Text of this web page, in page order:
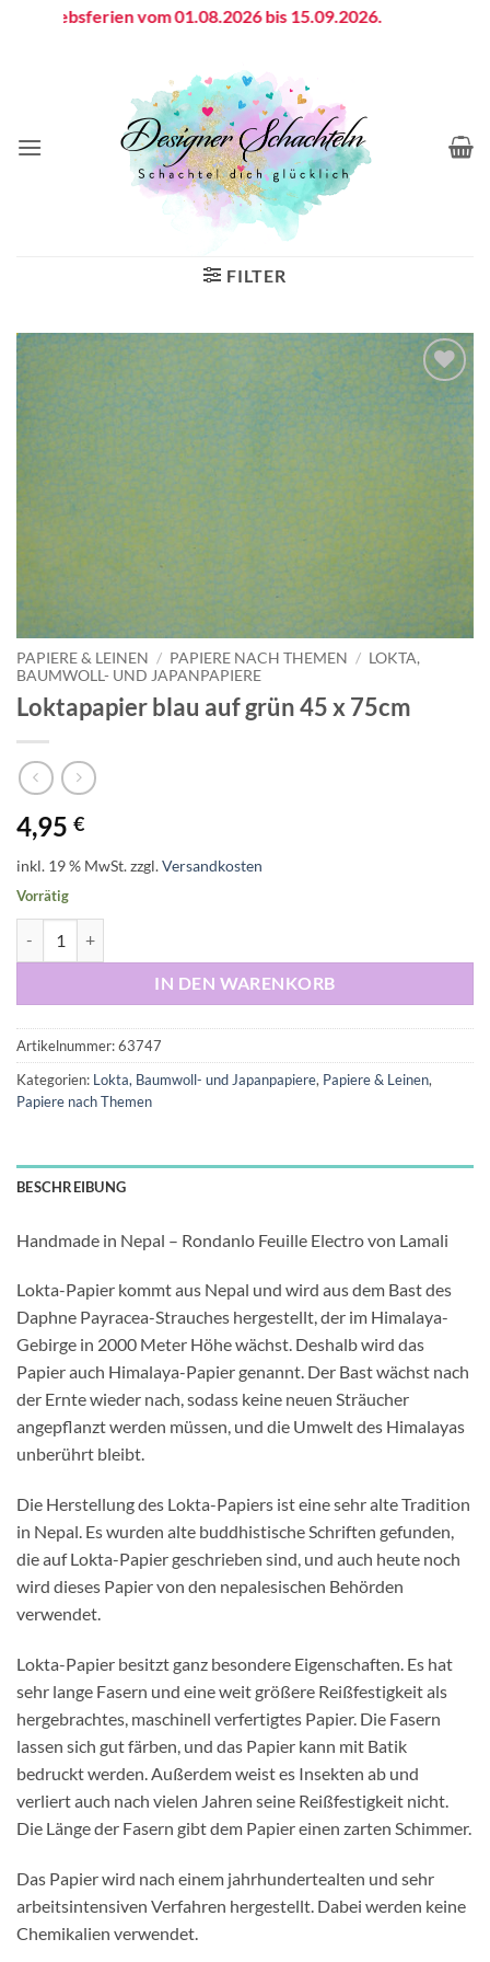
vom 01.08.2026 bis 15.09.2026.
FILTER
Auf die
Wunschliste
PAPIERE & LEINEN / PAPIERE NACH THEMEN / LOKTA,
BAUMWOLL- UND JAPANPAPIERE
Loktapapier blau auf grün 45 x 75cm
4,95 €
inkl. 19 % MwSt.zzgl.Versandkosten
Vorrätig
IN DEN WARENKORB
Artikelnummer:63747
Kategorien: Lokta, Baumwoll- und Japanpapiere, Papiere & Leinen,
Papiere nach Themen
BESCHREIBUNG
Handmade in Nepal – Rondanlo Feuille Electro von Lamali
Lokta-Papier kommt aus Nepal und wird aus dem Bast des
Daphne Payracea-Strauches hergestellt, der im Himalaya-
Gebirge in 2000 Meter Höhe wächst. Deshalb wird das
Papier auch Himalaya-Papier genannt. Der Bast wächst nach
der Ernte wieder nach, sodass keine neuen Sträucher
angepflanzt werden müssen, und die Umwelt des Himalayas
unberührt bleibt.
Die Herstellung des Lokta-Papiers ist eine sehr alte Tradition
in Nepal. Es wurden alte buddhistische Schriften gefunden,
die auf Lokta-Papier geschrieben sind, und auch heute noch
wird dieses Papier von den nepalesischen Behörden
verwendet.
Lokta-Papier besitzt ganz besondere Eigenschaften. Es hat
sehr lange Fasern und eine weit größere Reißfestigkeit als
hergebrachtes, maschinell verfertigtes Papier. Die Fasern
lassen sich gut färben, und das Papier kann mit Batik
bedruckt werden. Außerdem weist es Insekten ab und
verliert auch nach vielen Jahren seine Reißfestigkeit nicht.
Die Länge der Fasern gibt dem Papier einen zarten Schimmer.
Das Papier wird nach einem jahrhundertealten und sehr
arbeitsintensiven Verfahren hergestellt. Dabei werden keine
Chemikalien verwendet.